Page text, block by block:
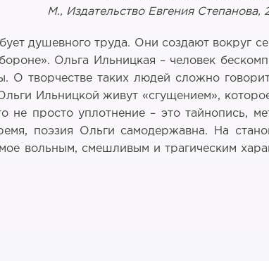
М., Издательство Евгения Степанова,
душевного труда. Они создают вокруг
Ольга Ильницкая – человек
О творчестве таких людей сложно
Ильницкой живут «сгущением»,
просто уплотнение – это тайнопись,
поэзия Ольги самодержавна. На
вольным, смешливым и трагическим